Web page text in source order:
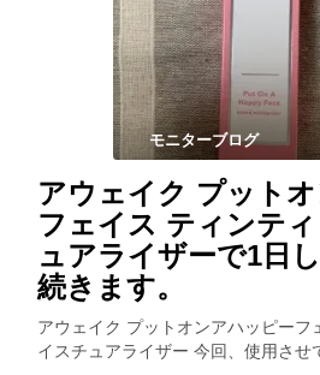
モニターブログ
アウェイク プット
フェイス ティンテ
ュアライザーで1日
続きます。
アウェイク プットオンアハッピーフ
イスチュアライザー 今回、使用させ